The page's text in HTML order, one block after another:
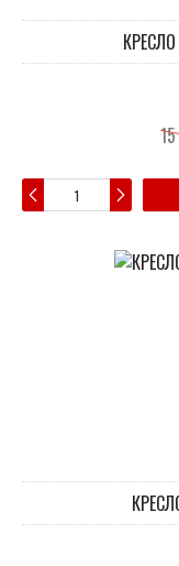
КРЕСЛО